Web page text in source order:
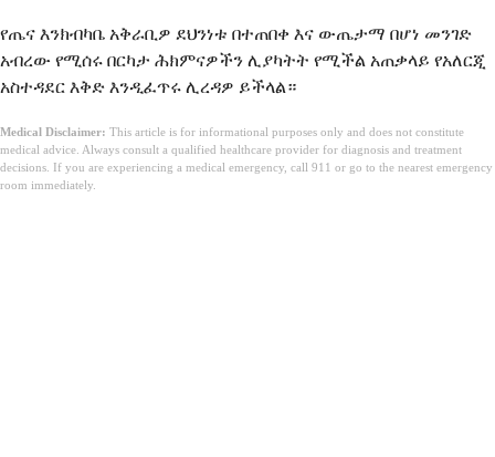
የጤና እንክብካቤ አቅራቢዎ ደህንነቱ በተጠበቀ እና ውጤታማ በሆነ መንገድ
አብረው የሚሰሩ በርካታ ሕክምናዎችን ሊያካትት የሚችል አጠቃላይ የአለርጂ
አስተዳደር እቅድ እንዲፈጥሩ ሊረዳዎ ይችላል።
Medical Disclaimer: This article is for informational purposes only and does not constitute
medical advice. Always consult a qualified healthcare provider for diagnosis and treatment
decisions. If you are experiencing a medical emergency, call 911 or go to the nearest emergency
room immediately.